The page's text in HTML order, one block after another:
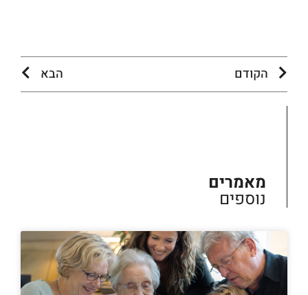
הקודם הבא
מאמרים
נוספים